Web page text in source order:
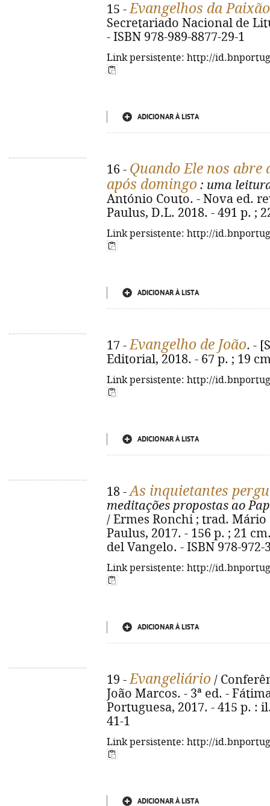
15 -Evangelhos da Paixão
Secretariado Nacional de
- ISBN 978-989-8877-29-1
Link persistente: http://
ADICIONAR À LISTA
16 - Quando Ele nos
após domingo : uma
António Couto. - Nova ed.
Paulus, D.L. 2018. - 491 p. ;
Link persistente: http://
ADICIONAR À LISTA
17 -Evangelho de João. -
Editorial, 2018. - 67 p. ; 19
Link persistente: http://
ADICIONAR À LISTA
18 -As inquietantes
meditações propostas ao
/ Ermes Ronchi ; trad. Mário
Paulus, 2017. - 156 p. ; 21
del Vangelo. - ISBN 978-972-
Link persistente: http://
ADICIONAR À LISTA
19 -Evangeliário /
João Marcos. - 3ª ed. -
Portuguesa, 2017. - 415 p. :
41-1
Link persistente: http://
ADICIONAR À LISTA